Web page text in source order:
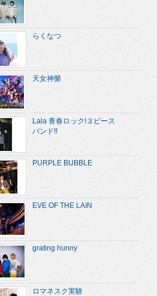
らくなつ
天女神樂
Lala 青春ロック!３ピース
バンド!!
PURPLE BUBBLE
EVE OF THE LAIN
grating hunny
ロマネスク実験